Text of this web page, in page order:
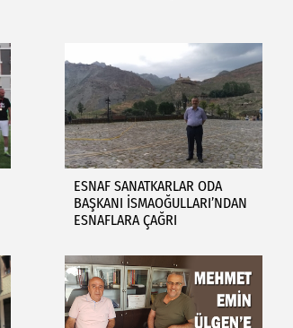
ESNAF SANATKARLAR ODA
BAŞKANI İSMAOĞULLARI’NDAN
ESNAFLARA ÇAĞRI